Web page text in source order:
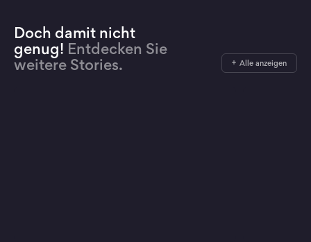
Doch damit nicht
genug! Entdecken Sie
weitere Stories.
Alle anzeigen